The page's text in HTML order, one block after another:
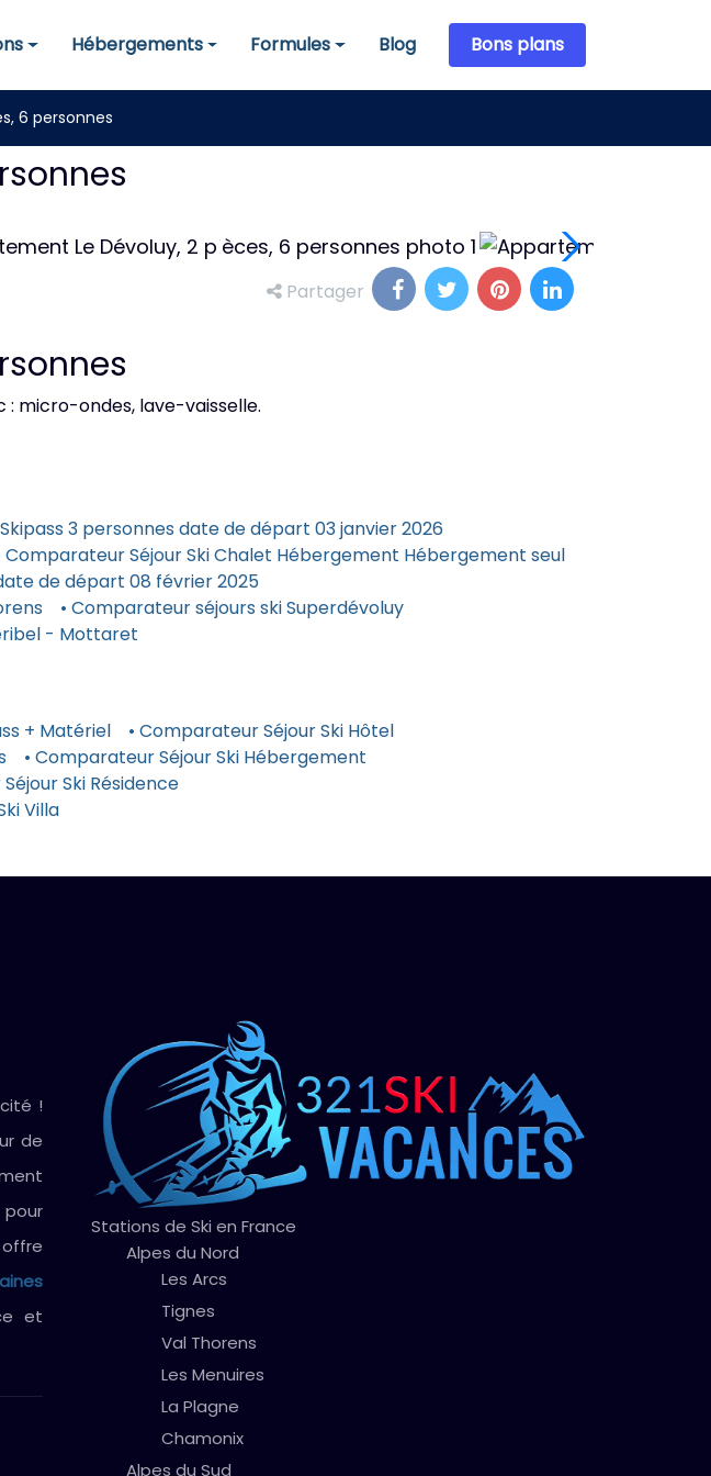
de skiHébergements
Hébergements Formules
Formules Blog Bons plans
6 personnes
Partager
: micro-ondes, lave-vaisselle.
3 personnes date de départ 03 janvier 2026
Comparateur Séjour Ski Chalet Hébergement Hébergement seul
de départ 08 février 2025
• Comparateur séjours ski Superdévoluy
- Mottaret
+ Matériel
• Comparateur Séjour Ski Hôtel
• Comparateur Séjour Ski Hébergement
Ski Résidence
Villa
!
de
et
Stations de Ski en France
Alpes du Nord
Les Arcs
Tignes
Val Thorens
Les Menuires
La Plagne
Chamonix
Alpes du Sud